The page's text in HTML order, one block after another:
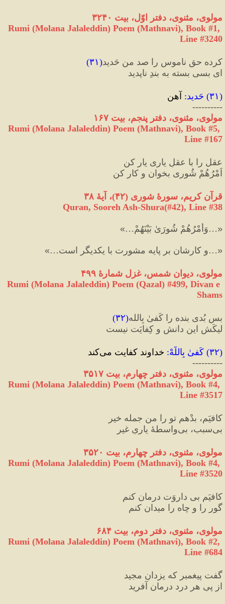
مولوی، مثنوی، دفتر اوّل، بیت ۳۲۴۰
Rumi (Molana Jalaleddin) Poem (Mathnavi), Book #1,
Line #3240
کرده حق ناموس را صد من حَدید(۳۱)
ای بسی بسته به بندِ ناپدید
(۳۱) حَدید: آهن
----------
مولوی، مثنوی، دفتر پنجم، بیت ۱۶۷
Rumi (Molana Jalaleddin) Poem (Mathnavi), Book #5,
Line #167
عقل را با عقلِ یاری یار کن
اَمْرُهُمْ شُوری بخوان و کار کن
قرآن کریم، سورهٔ شوری (۴۲)، آیهٔ ۳۸
Quran, Sooreh Ash-Shura(#42), Line #38
«…وَأَمْرُهُمْ شُورَىٰ بَيْنَهُمْ…»
«…و كارشان بر پايه مشورت با يكديگر است…»
مولوی، دیوان شمس، غزل شمارهٔ ۴۹۹
Rumi (Molana Jalaleddin) Poem (Qazal) #499, Divan e
Shams
بس بُدی بنده را کَفیٰ بِالله(۳۲)
لیکَش این دانش و کِفایَت نیست
(۳۲) کَفیٰ بِاللّهْ: خداوند کفایت می‌کند
----------
مولوی، مثنوی، دفتر چهارم، بیت ۳۵۱۷
Rumi (Molana Jalaleddin) Poem (Mathnavi), Book #4,
Line #3517
کافیَم، بدْهم تو را من جمله خیر
بی‌سبب، بی‌واسطهٔ یاریِ غیر
مولوی، مثنوی، دفتر چهارم، بیت ۳۵۲۰
Rumi (Molana Jalaleddin) Poem (Mathnavi), Book #4,
Line #3520
کافیَم بی‌ داروَت درمان کنم
گور را و چاه را میدان کنم
مولوی، مثنوی، دفتر دوم، بیت ۶۸۴
Rumi (Molana Jalaleddin) Poem (Mathnavi), Book #2,
Line #684
گفت پیغمبر که یزدانِ مجید
از پیِ هر درد درمان آفرید